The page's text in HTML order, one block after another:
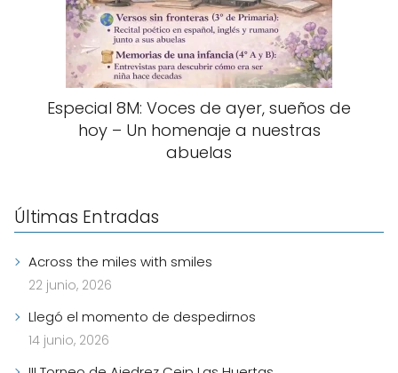
Especial 8M: Voces de ayer, sueños de
hoy – Un homenaje a nuestras
abuelas
Últimas Entradas
Across the miles with smiles
22 junio, 2026
Llegó el momento de despedirnos
14 junio, 2026